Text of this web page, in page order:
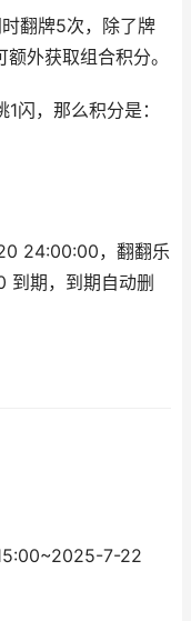
翻牌5次，除了牌
外获取组合积分。
，那么积分是：
24:00:00，翻翻乐
期，到期自动删
7-22